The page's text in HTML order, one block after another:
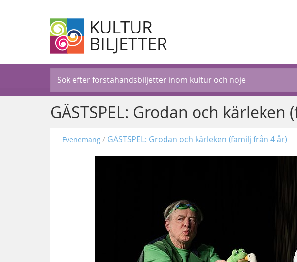
KULTUR
BILJETTER
GÄSTSPEL: Grodan och kärleken
Evenemang GÄSTSPEL: Grodan och kärleken (familj från 4 år)